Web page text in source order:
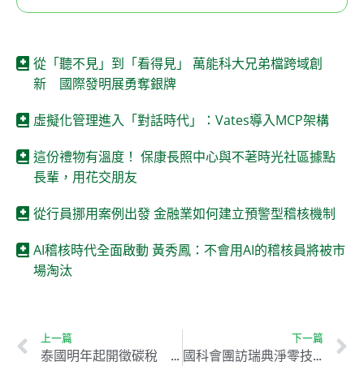
從「聽不見」到「看得見」 萬能科大兄弟檔跨域創
新 國際發明展勇奪銀牌
虛擬化管理進入「對話時代」：Vates導入MCP架構
這份禮物有溫度！ 保康長照中心與不荖時光社區據點
長輩，用花交朋友
從行員挪用案例出發 金融業如何建立預警型稽核機制
AI稽核時代全面啟動 黃秀鳳：不會用AI的稽核員將被市
場淘汰
上一篇
泰國明年起開徵碳稅 將以碳排放量作為計算依據
下一篇
國科會團訪瑞典淨零技術 促進雙方淨零碳排轉型合作